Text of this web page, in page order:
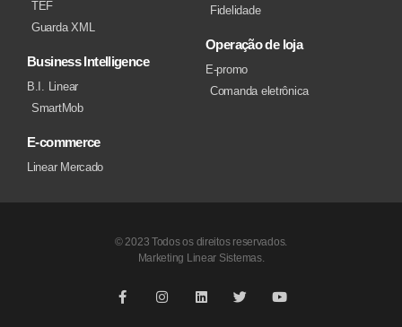
TEF
Guarda XML
Business Intelligence
B.I. Linear
SmartMob
E-commerce
Linear Mercado
Fidelidade
Operação de loja
E-promo
Comanda eletrônica
© 2023 Todos os direitos reservados.
Marketing Linear Sistemas.